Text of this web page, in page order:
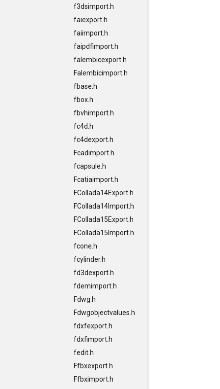
f3dsimport.h
faiexport.h
faiimport.h
faipdfimport.h
falembicexport.h
Falembicimport.h
fbase.h
fbox.h
fbvhimport.h
fc4d.h
fc4dexport.h
Fcadimport.h
fcapsule.h
Fcatiaimport.h
FCollada14Export.h
FCollada14Import.h
FCollada15Export.h
FCollada15Import.h
fcone.h
fcylinder.h
fd3dexport.h
fdemimport.h
Fdwg.h
Fdwgobjectvalues.h
fdxfexport.h
fdxfimport.h
fedit.h
Ffbxexport.h
Ffbximport.h